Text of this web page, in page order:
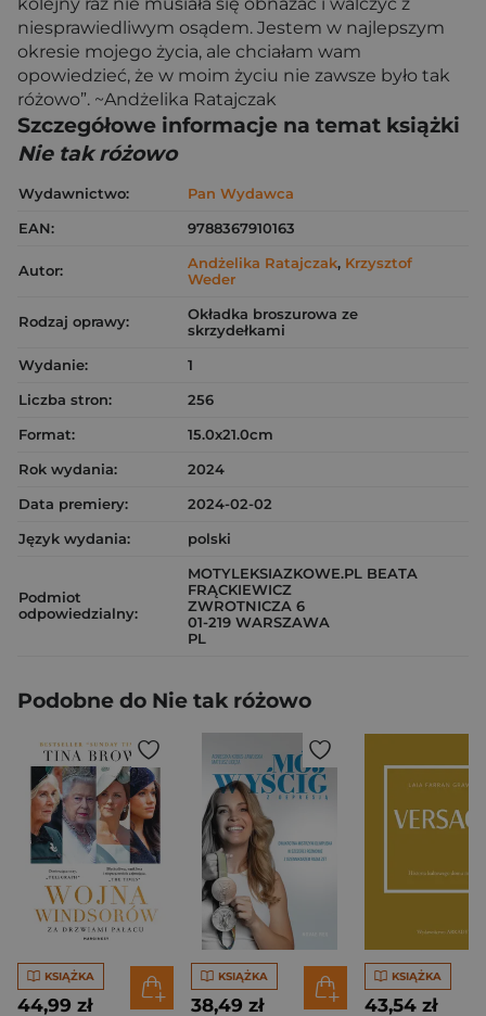
niesprawiedliwym osądem. Jestem w najlepszym
okresie mojego życia, ale chciałam wam
opowiedzieć, że w moim życiu nie zawsze było tak
różowo”. ~Andżelika Ratajczak
Szczegółowe informacje na temat książki
Nie tak różowo
Wydawnictwo:
Pan Wydawca
EAN:
9788367910163
Autor: Andżelika Ratajczak, Krzysztof
Weder
Rodzaj oprawy:
Okładka broszurowa ze
skrzydełkami
Wydanie:
1
Liczba stron:
256
Format:
15.0x21.0cm
Rok wydania:
2024
Data premiery:
2024-02-02
Język wydania:
polski
Podmiot
odpowiedzialny:
MOTYLEKSIAZKOWE.PL BEATA
FRĄCKIEWICZ
ZWROTNICZA 6
01-219 WARSZAWA
PL
Podobne do Nie tak różowo
KSIĄŻKA
44,99 zł
KSIĄŻKA
38,49 zł
KSIĄŻKA
43,54 zł